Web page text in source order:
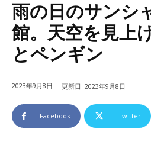
雨の日のサンシ
館。天空を見上
とペンギン
2023年9月8日 更新日: 2023年9月8日
Facebook Twitter